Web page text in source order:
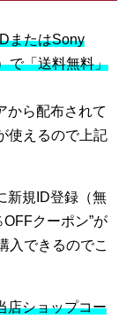
またはSony
で「送料無料」
から配布されて
使えるので上記
新規ID登録（無
クーポン”が
入できるのでこ
店ショップコー